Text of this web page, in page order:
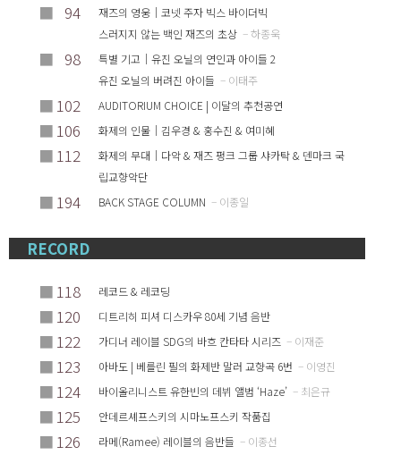
■ 94
재즈의 영웅｜코넷 주자 빅스 바이더빅
스러지지 않는 백인 재즈의 초상 – 하종욱
■ 98
특별 기고｜유진 오닐의 연인과 아이들 2
유진 오닐의 버려진 아이들 – 이태주
■ 102 AUDITORIUM CHOICE | 이달의 추천공연
■ 106 화제의 인물｜김우경 & 홍수진 & 여미혜
■ 112
화제의 무대｜다악 & 재즈 펑크 그룹 샤카탁 & 덴마크 국
립교향악단
■ 194 BACK STAGE COLUMN – 이종일
RECORD
■ 118 레코드 & 레코딩
■ 120 디트리히 피셔 디스카우 80세 기념 음반
■ 122 가디너 레이블 SDG의 바흐 칸타타 시리즈 – 이재준
■ 123 아바도 | 베를린 필의 화제반 말러 교향곡 6번 – 이영진
■ 124 바이올리니스트 유한빈의 데뷔 앨범 ‘Haze’ – 최은규
■ 125 안데르셰프스키의 시마노프스키 작품집
■ 126 라메(Ramee) 레이블의 음반들 – 이종선